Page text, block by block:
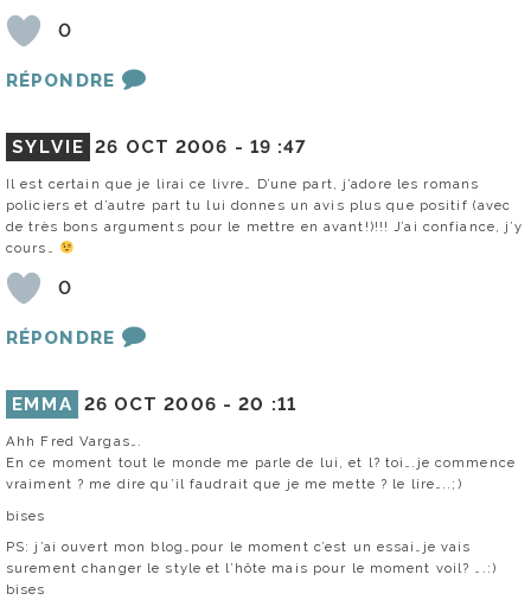
0
RÉPONDRE
SYLVIE 26 OCT 2006 - 19 :47
Il est certain que je lirai ce livre… D’une part, j’adore les romans
policiers et d’autre part tu lui donnes un avis plus que positif (avec
de très bons arguments pour le mettre en avant!)!!! J’ai confiance, j’y
cours…
0
RÉPONDRE
EMMA 26 OCT 2006 -20 :11
Ahh Fred Vargas….
En ce moment tout le monde me parle de lui, et l? toi….je commence
vraiment ? me dire qu’il faudrait que je me mette ? le lire…..;)
bises
PS: j’ai ouvert mon blog…pour le moment c’est un essai…je vais
surement changer le style et l’hôte mais pour le moment voil? ….:)
bises